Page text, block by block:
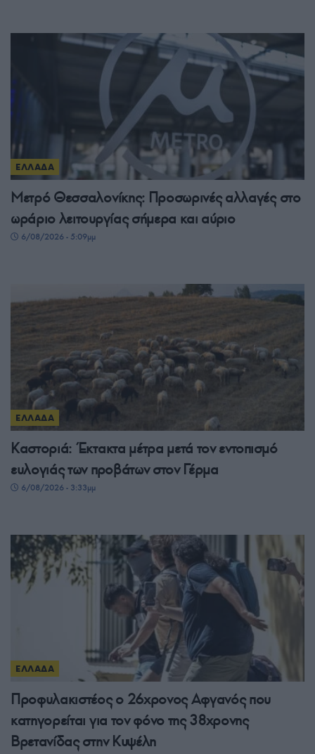
ΕΛΛΑΔΑ
Μετρό Θεσσαλονίκης: Προσωρινές αλλαγές στο
ωράριο λειτουργίας σήμερα και αύριο
6/08/2026 - 5:09μμ
ΕΛΛΑΔΑ
Καστοριά: Έκτακτα μέτρα μετά τον εντοπισμό
ευλογιάς των προβάτων στον Γέρμα
6/08/2026 - 3:33μμ
ΕΛΛΑΔΑ
Προφυλακιστέος ο 26χρονος Αφγανός που
κατηγορείται για τον φόνο της 38χρονης
Βρετανίδας στην Κυψέλη